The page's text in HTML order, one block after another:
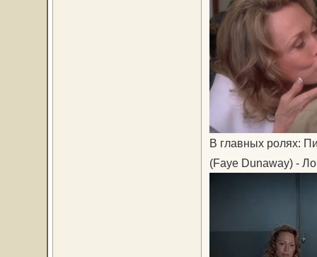
В главных ролях:
(Faye Dunaway) -